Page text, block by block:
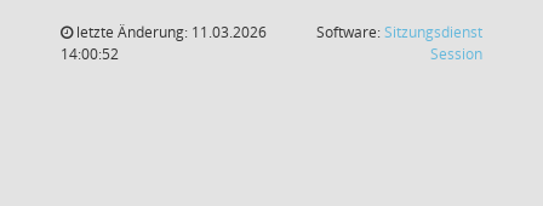
letzte Änderung: 11.03.2026
14:00:52
Software:Sitzungsdienst
Session(Wird in